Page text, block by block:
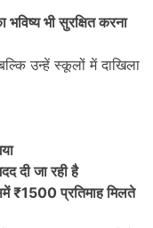
भविष्य भी सुरक्षित करना
उन्हें स्कूलों में दाखिला
दी जा रही है
₹1500प्रतिमाह मिलते